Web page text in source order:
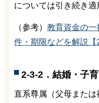
については引き続き適
（参考） 教育資金の一
件・期限などを解説【
2-3-2．結婚・子
直系尊属（父母また